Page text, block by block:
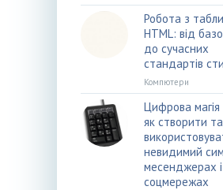
Робота з
HTML: від
до сучасних
стандартів
Компютери
Цифрова
як створити та
невидимий
месенджерах і
соцмережах